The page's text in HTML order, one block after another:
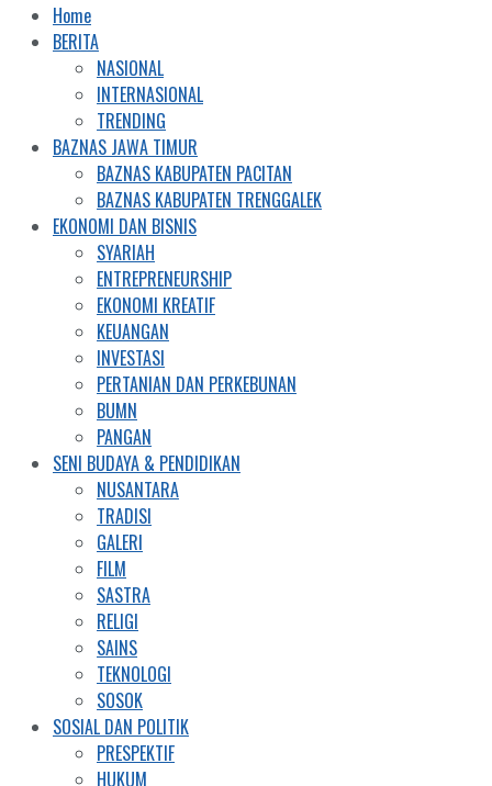
Home
BERITA
NASIONAL
INTERNASIONAL
TRENDING
BAZNAS JAWA TIMUR
BAZNAS KABUPATEN PACITAN
BAZNAS KABUPATEN TRENGGALEK
EKONOMI DAN BISNIS
SYARIAH
ENTREPRENEURSHIP
EKONOMI KREATIF
KEUANGAN
INVESTASI
PERTANIAN DAN PERKEBUNAN
BUMN
PANGAN
SENI BUDAYA & PENDIDIKAN
NUSANTARA
TRADISI
GALERI
FILM
SASTRA
RELIGI
SAINS
TEKNOLOGI
SOSOK
SOSIAL DAN POLITIK
PRESPEKTIF
HUKUM